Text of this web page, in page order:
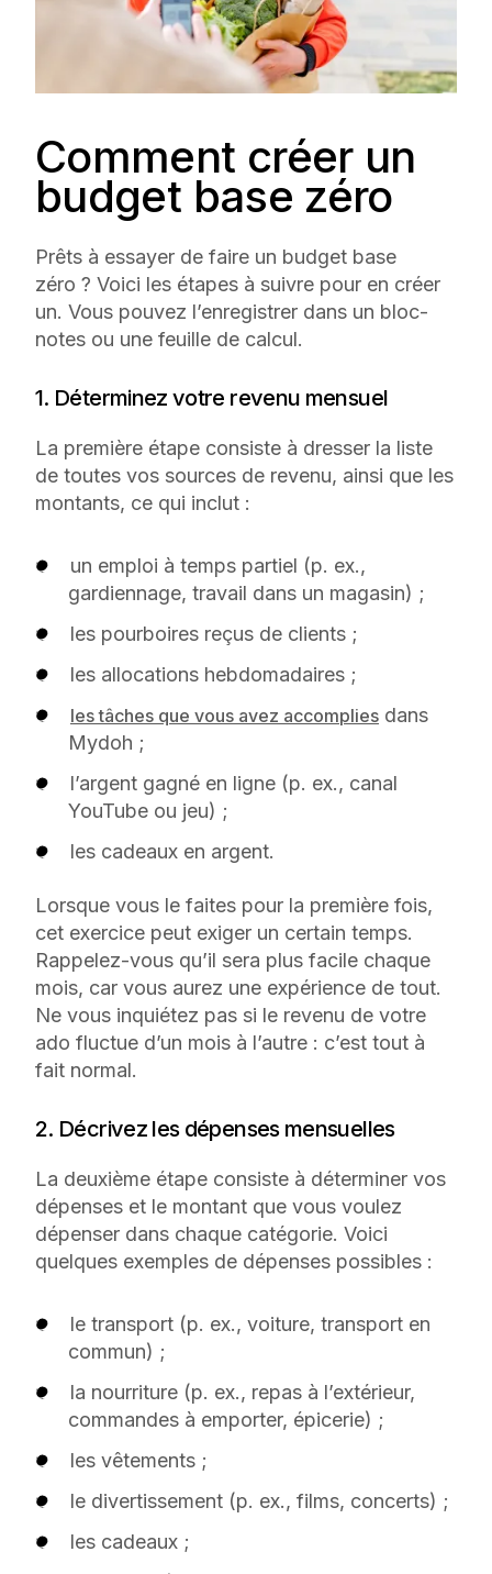
Comment créer un
budget base zéro
Prêts à essayer de faire un budget base
zéro ? Voici les étapes à suivre pour en créer
un. Vous pouvez l’enregistrer dans un bloc-
notes ou une feuille de calcul.
1. Déterminez votre revenu mensuel
La première étape consiste à dresser la liste
de toutes vos sources de revenu, ainsi que les
montants, ce qui inclut :
un emploi à temps partiel (p. ex.,
gardiennage, travail dans un magasin) ;
les pourboires reçus de clients ;
les allocations hebdomadaires ;
les tâches que vous avez accomplies dans
Mydoh ;
l’argent gagné en ligne (p. ex., canal
YouTube ou jeu) ;
les cadeaux en argent.
Lorsque vous le faites pour la première fois,
cet exercice peut exiger un certain temps.
Rappelez-vous qu’il sera plus facile chaque
mois, car vous aurez une expérience de tout.
Ne vous inquiétez pas si le revenu de votre
ado fluctue d’un mois à l’autre : c’est tout à
fait normal.
2. Décrivez les dépenses mensuelles
La deuxième étape consiste à déterminer vos
dépenses et le montant que vous voulez
dépenser dans chaque catégorie. Voici
quelques exemples de dépenses possibles :
le transport (p. ex., voiture, transport en
commun) ;
la nourriture (p. ex., repas à l’extérieur,
commandes à emporter, épicerie) ;
les vêtements ;
le divertissement (p. ex., films, concerts) ;
les cadeaux ;